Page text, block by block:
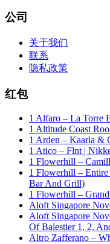
公司
关于我们
联系
隐私政策
红包
1 Alfaro – La Torre
1 Altitude Coast
1 Arden – Kaarla &
1 Atico – Flnt |
1 Flowerhill –
1 Flowerhill – Entire
Bar And Grill)
1 Flowerhill – Grand
Aloft Singapore
Aloft Singapore
Of Balestier 1, 2,
Altro Zafferano –